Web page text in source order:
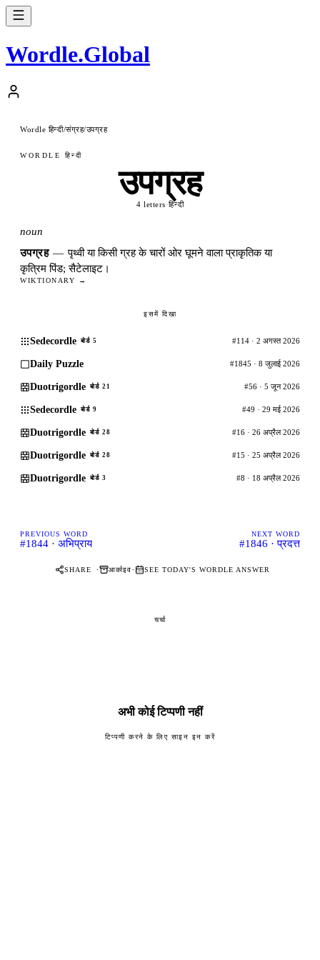
Wordle.Global
Wordle हिन्दी/संग्रह/उपग्रह
WORDLE हिन्दी
उपग्रह
4 letters·हिन्दी
noun
उपग्रह — पृथ्वी या किसी ग्रह के चारों ओर घूमने वाला प्राकृतिक या
कृत्रिम पिंड; सैटेलाइट।
WIKTIONARY →
इसमें दिखा
Sedecordle बोर्ड 5 #114 · 2 अगस्त 2026
Daily Puzzle #1845 · 8 जुलाई 2026
Duotrigordle बोर्ड 21 #56 · 5 जून 2026
Sedecordle बोर्ड 9 #49 · 29 मई 2026
Duotrigordle बोर्ड 28 #16 · 26 अप्रैल 2026
Duotrigordle बोर्ड 28 #15 · 25 अप्रैल 2026
Duotrigordle बोर्ड 3 #8 · 18 अप्रैल 2026
PREVIOUS WORD
#1844 · अभिप्राय
NEXT WORD
#1846 · प्रदत्त
SHARE · आर्काइव· SEE TODAY'S WORDLE ANSWER
चर्चा
अभी कोई टिप्पणी नहीं
टिप्पणी करने के लिए साइन इन करें